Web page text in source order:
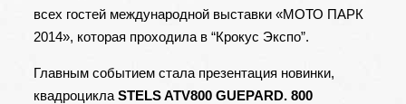
всех гостей международной выставки «МОТО ПАРК
2014», которая проходила в “Крокус Экспо”.
Главным событием стала презентация новинки,
квадроцикла STELS ATV800 GUEPARD. 800